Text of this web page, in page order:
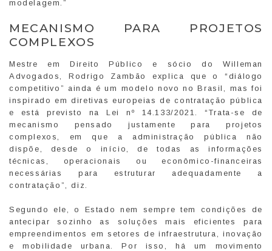
modelagem.”
MECANISMO PARA PROJETOS
COMPLEXOS
Mestre em Direito Público e sócio do Willeman
Advogados, Rodrigo Zambão explica que o “diálogo
competitivo” ainda é um modelo novo no Brasil, mas foi
inspirado em diretivas europeias de contratação pública
e está previsto na Lei nº 14.133/2021. “Trata-se de
mecanismo pensado justamente para projetos
complexos, em que a administração pública não
dispõe, desde o início, de todas as informações
técnicas, operacionais ou econômico-financeiras
necessárias para estruturar adequadamente a
contratação”, diz.
Segundo ele, o Estado nem sempre tem condições de
antecipar sozinho as soluções mais eficientes para
empreendimentos em setores de infraestrutura, inovação
e mobilidade urbana. Por isso, há um movimento